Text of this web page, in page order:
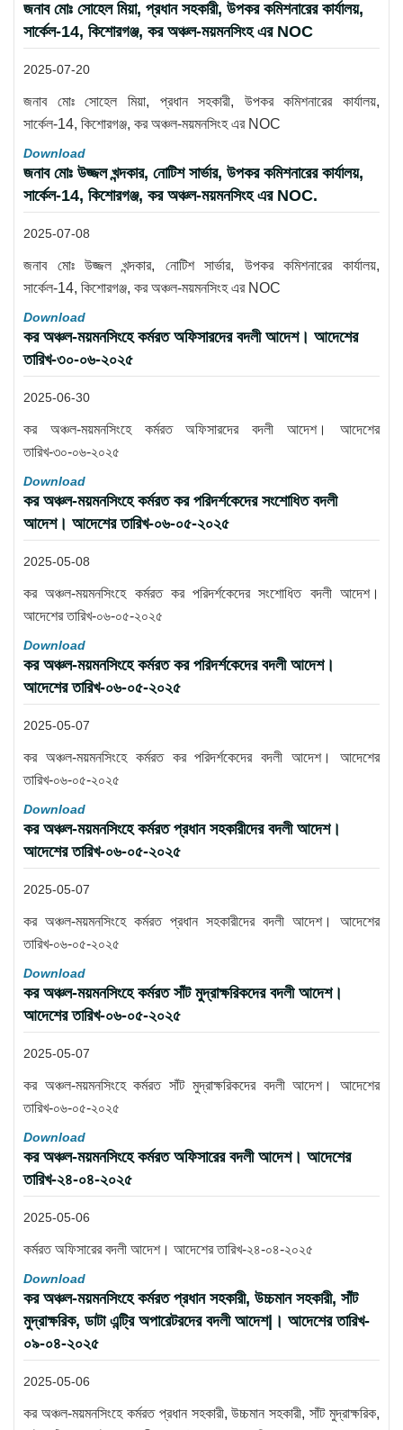
জনাব মোঃ সোহেল মিয়া, প্রধান সহকারী, উপকর কমিশনারের কার্যালয়,
সার্কেল-14, কিশোরগঞ্জ, কর অঞ্চল-ময়মনসিংহ এর NOC
2025-07-20
জনাব মোঃ সোহেল মিয়া, প্রধান সহকারী, উপকর কমিশনারের কার্যালয়,
সার্কেল-14, কিশোরগঞ্জ, কর অঞ্চল-ময়মনসিংহ এর NOC
Download
জনাব মোঃ উজ্জল খন্দকার, নোটিশ সার্ভার, উপকর কমিশনারের কার্যালয়,
সার্কেল-14, কিশোরগঞ্জ, কর অঞ্চল-ময়মনসিংহ এর NOC.
2025-07-08
জনাব মোঃ উজ্জল খন্দকার, নোটিশ সার্ভার, উপকর কমিশনারের কার্যালয়,
সার্কেল-14, কিশোরগঞ্জ, কর অঞ্চল-ময়মনসিংহ এর NOC
Download
কর অঞ্চল-ময়মনসিংহে কর্মরত অফিসারদের বদলী আদেশ। আদেশের
তারিখ-৩০-০৬-২০২৫
2025-06-30
কর অঞ্চল-ময়মনসিংহে কর্মরত অফিসারদের বদলী আদেশ। আদেশের
তারিখ-৩০-০৬-২০২৫
Download
কর অঞ্চল-ময়মনসিংহে কর্মরত কর পরিদর্শকেদের সংশোধিত বদলী
আদেশ। আদেশের তারিখ-০৬-০৫-২০২৫
2025-05-08
কর অঞ্চল-ময়মনসিংহে কর্মরত কর পরিদর্শকেদের সংশোধিত বদলী আদেশ।
আদেশের তারিখ-০৬-০৫-২০২৫
Download
কর অঞ্চল-ময়মনসিংহে কর্মরত কর পরিদর্শকেদের বদলী আদেশ।
আদেশের তারিখ-০৬-০৫-২০২৫
2025-05-07
কর অঞ্চল-ময়মনসিংহে কর্মরত কর পরিদর্শকেদের বদলী আদেশ। আদেশের
তারিখ-০৬-০৫-২০২৫
Download
কর অঞ্চল-ময়মনসিংহে কর্মরত প্রধান সহকারীদের বদলী আদেশ।
আদেশের তারিখ-০৬-০৫-২০২৫
2025-05-07
কর অঞ্চল-ময়মনসিংহে কর্মরত প্রধান সহকারীদের বদলী আদেশ। আদেশের
তারিখ-০৬-০৫-২০২৫
Download
কর অঞ্চল-ময়মনসিংহে কর্মরত সাঁট মুদ্রাক্ষরিকদের বদলী আদেশ।
আদেশের তারিখ-০৬-০৫-২০২৫
2025-05-07
কর অঞ্চল-ময়মনসিংহে কর্মরত সাঁট মুদ্রাক্ষরিকদের বদলী আদেশ। আদেশের
তারিখ-০৬-০৫-২০২৫
Download
কর অঞ্চল-ময়মনসিংহে কর্মরত অফিসারের বদলী আদেশ। আদেশের
তারিখ-২৪-০৪-২০২৫
2025-05-06
কর্মরত অফিসারের বদলী আদেশ। আদেশের তারিখ-২৪-০৪-২০২৫
Download
কর অঞ্চল-ময়মনসিংহে কর্মরত প্রধান সহকারী, উচ্চমান সহকারী, সাঁট
মুদ্রাক্ষরিক, ডাটা এন্ট্রি অপারেটরদের বদলী আদেশ|। আদেশের তারিখ-
০৯-০৪-২০২৫
2025-05-06
কর অঞ্চল-ময়মনসিংহে কর্মরত প্রধান সহকারী, উচ্চমান সহকারী, সাঁট মুদ্রাক্ষরিক,